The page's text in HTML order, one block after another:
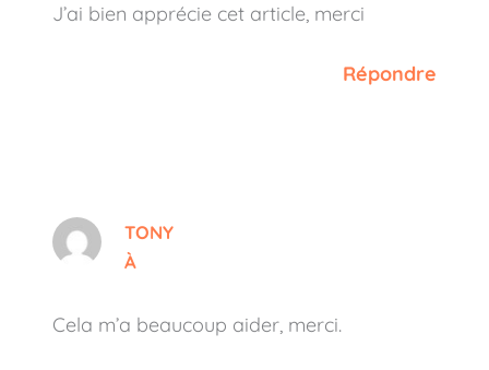
J’ai bien apprécie cet article, merci
Répondre
TONY
À
Cela m’a beaucoup aider, merci.